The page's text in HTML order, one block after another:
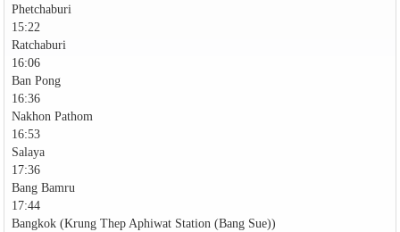
Phetchaburi
15:22
Ratchaburi
16:06
Ban Pong
16:36
Nakhon Pathom
16:53
Salaya
17:36
Bang Bamru
17:44
Bangkok (Krung Thep Aphiwat Station (Bang Sue))